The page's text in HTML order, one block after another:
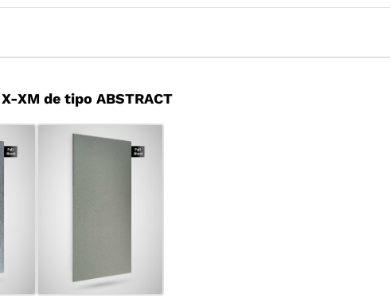
XM de tipo ABSTRACT